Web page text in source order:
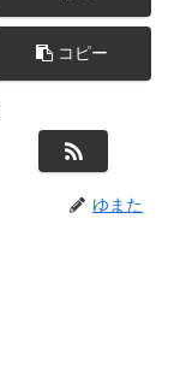
コピー
ゆまた